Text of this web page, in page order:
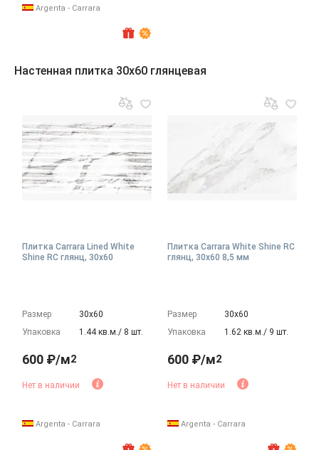
Argenta - Carrara
Настенная плитка 30x60 глянцевая
Плитка Carrara Lined White
Shine RC глянц, 30x60
Размер
30х60
Упаковка
1.44 кв.м./ 8 шт.
600 ₽/м2
Нет в наличии
Argenta - Carrara
Плитка Carrara White Shine RC
глянц, 30x60 8,5 мм
Размер
30х60
Упаковка
1.62 кв.м./ 9 шт.
600 ₽/м2
Нет в наличии
Argenta - Carrara